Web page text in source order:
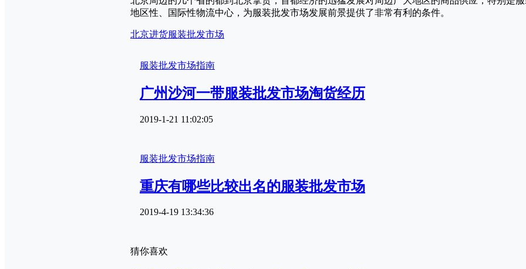
地区性、国际性物流中心，为服装批发市场发展前景提供了非常有利的条件。
北京进货服装批发市场
服装批发市场指南
广州沙河一带服装批发市场淘货经历
2019-1-21 11:02:05
服装批发市场指南
重庆有哪些比较出名的服装批发市场
2019-4-19 13:34:36
猜你喜欢